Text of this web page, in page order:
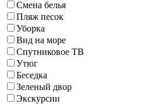
Смена белья
Пляж песок
Уборка
Вид на море
Спутниковое ТВ
Утюг
Беседка
Зеленый двор
Экскурсии